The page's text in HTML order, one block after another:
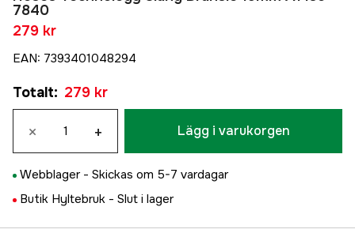
7840
279 kr
EAN: 7393401048294
Totalt: 279 kr
× + Lägg i varukorgen
Webblager - Skickas om 5-7 vardagar
Butik Hyltebruk - Slut i lager